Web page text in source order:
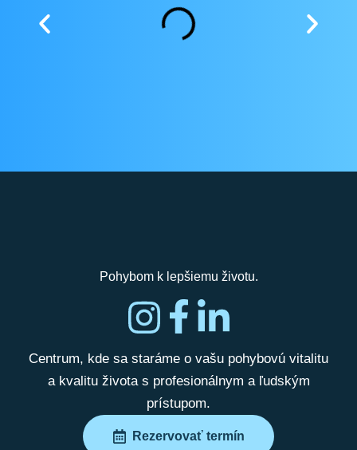
Pohybom k lepšiemu životu.
Centrum, kde sa staráme o vašu pohybovú vitalitu
a kvalitu života s profesionálnym a ľudským
prístupom.
Rezervovať termín